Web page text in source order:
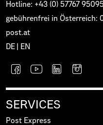
Hotline: +43 (0) 57767
gebührenfrei in Österreich:
post.at
DE
EN
SERVICES
Post Express